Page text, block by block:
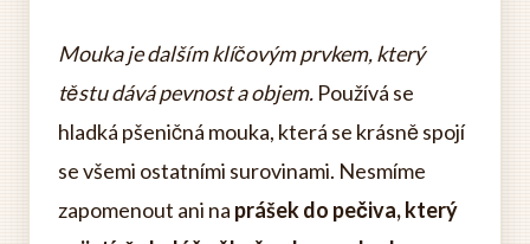
Mouka je dalším klíčovým prvkem, který
těstu dává pevnost a objem. Používá se
hladká pšeničná mouka, která se krásně spojí
se všemi ostatními surovinami. Nesmíme
zapomenout ani na prášek do pečiva, který